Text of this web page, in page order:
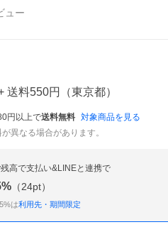
ュー
送料550円 （東京都）
円以上で送料無料 対象商品を見る
異なる場合があります。
高で支払い&LINEと連携で
% （24pt）
は利用先・期間限定